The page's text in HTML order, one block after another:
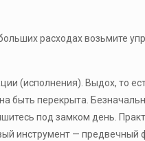
расходах возьмите
(исполнения). Выдох, то
быть перекрыта.
под замком день.
инструмент —